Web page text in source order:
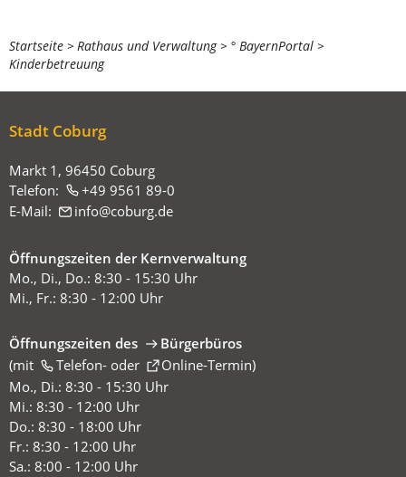
Sie
befinden
hier:
Startseite Rathaus und Verwaltung
° BayernPortal
Kinderbetreuung
Stadt Coburg
Markt 1, 96450 Coburg
Telefon:
+49 9561 89-0
E-Mail:
info coburg de
Öffnungszeiten der Kernverwaltung
Mo., Di., Do.: 8:30 - 15:30 Uhr
Mi., Fr.: 8:30 - 12:00 Uhr
Öffnungszeiten des
Bürgerbüros
(mit
Telefon-oder Online-Termin
(Öffnet
in
einem
neuen
Tab)
)
Mo., Di.: 8:30 - 15:30 Uhr
Mi.: 8:30 - 12:00 Uhr
Do.: 8:30 - 18:00 Uhr
Fr.: 8:30 - 12:00 Uhr
Sa.: 8:00 - 12:00 Uhr